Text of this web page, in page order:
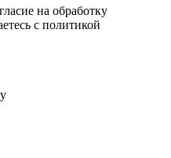
на обработку
c политикой